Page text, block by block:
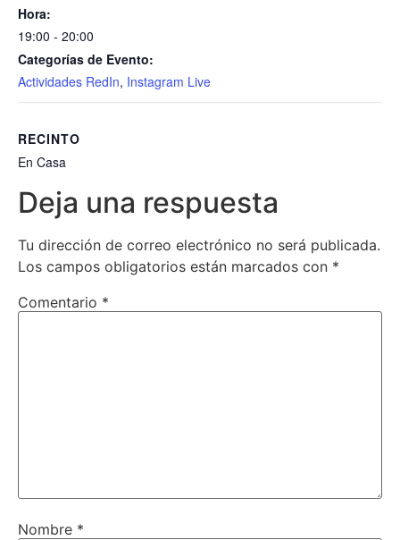
Hora:
19:00 - 20:00
Categorías de Evento:
Actividades RedIn, Instagram Live
RECINTO
En Casa
Deja una respuesta
Tu dirección de correo electrónico no será publicada.
Los campos obligatorios están marcados con *
Comentario *
Nombre *